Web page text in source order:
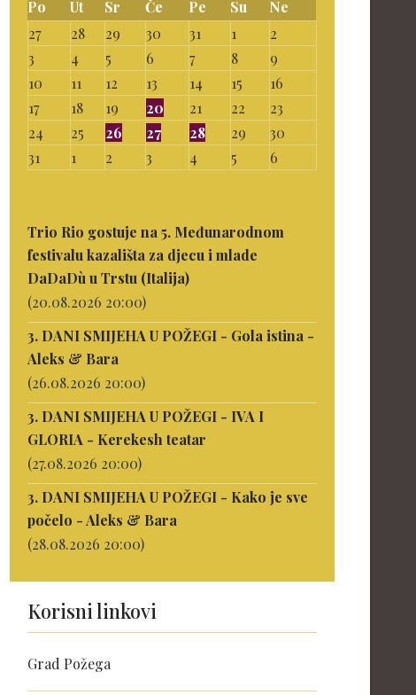
Po
Ut Sr Če Pe Su
Ne
27
28 29 30 31 1
2
3
4 5 6 7 8
9
10
11 12 13 14 15
16
17
18 19 20 21 22
23
24
25 26 27 28 29
30
31
1 2 3 4 5 6
Trio Rio gostuje na 5. Međunarodnom
festivalu kazališta za djecu i mlade
DaDaDù u Trstu (Italija)
(20.08.2026 20:00)
3. DANI SMIJEHA U POŽEGI - Gola istina -
Aleks & Bara
(26.08.2026 20:00)
3. DANI SMIJEHA U POŽEGI - IVA I
GLORIA - Kerekesh teatar
(27.08.2026 20:00)
3. DANI SMIJEHA U POŽEGI - Kako je sve
počelo - Aleks & Bara
(28.08.2026 20:00)
Korisni linkovi
Grad Požega